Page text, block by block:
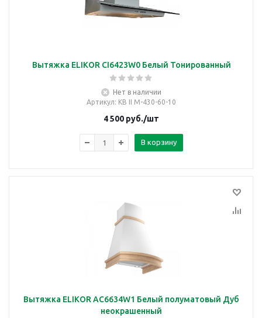
Вытяжка ELIKOR CI6423W0 Белый Тонированный
Нет в наличии
Артикул: КВ II М-430-60-10
4 500 руб./шт
В корзину
Вытяжка ELIKOR AC6634W1 Белый полуматовый Дуб
неокрашенный